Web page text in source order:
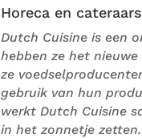
Horeca en
Dutch Cuisine is een
hebben ze het
ze
gebruik van hun
werkt Dutch Cuisine
in het zonnetje zetten.